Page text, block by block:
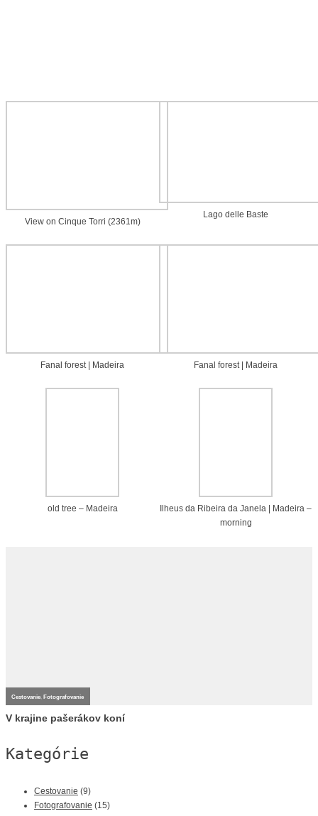
View on Cinque Torri (2361m)
Lago delle Baste
Fanal forest | Madeira Fanal forest | Madeira
old tree – Madeira
Ilheus da Ribeira da Janela | Madeira –
morning
Cestovanie ,Fotografovanie
V krajine pašerákov koní
Kategórie
Cestovanie (9)
Fotografovanie (15)